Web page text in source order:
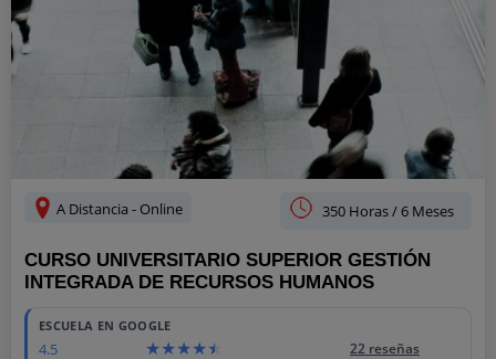
A Distancia - Online 350 Horas / 6 Meses
CURSO UNIVERSITARIO SUPERIOR GESTIÓN
INTEGRADA DE RECURSOS HUMANOS
ESCUELA EN GOOGLE
4.5 22 reseñas